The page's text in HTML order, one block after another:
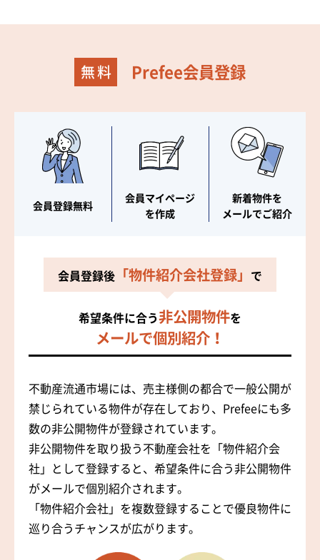
Prefee会員登録
会員登録無料
会員マイページ
を作成
新着物件を
メールでご紹介
会員登録後 「物件紹介会社登録」 で
希望条件に合う非公開物件を
メールで個別紹介！
不動産流通市場には、売主様側の都合で一般公開が
禁じられている物件が存在しており、Prefeeにも多
数の非公開物件が登録されています。
非公開物件を取り扱う不動産会社を「物件紹介会
社」として登録すると、希望条件に合う非公開物件
がメールで個別紹介されます。
「物件紹介会社」を複数登録することで優良物件に
巡り合うチャンスが広がります。